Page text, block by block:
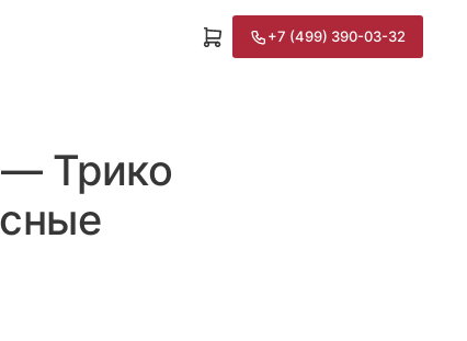
+7 (499) 390-03-32
— Трико